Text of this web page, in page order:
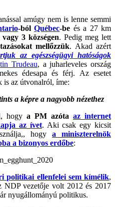
amúgy nem is lenne semmi
-bólQuébec-be és a 27 km
3 községen. Pedig meg lett
mellőzzük. Akad azért
az egészségügyi hatóságok
Trudeau, a juharleveles ország
édesapa és férj. Az esetet
is az útvonalról, íme:
a képre a nagyobb nézethez
hogy a PM azóta az internet
az ívet. Aki csak egy kicsit
hogya miniszterelnök
a bizonyos erdőbe:
politikai ellenfelei sem kímélik,
NDP vezetője volt 2012 és 2017
nyugállományú politikus.